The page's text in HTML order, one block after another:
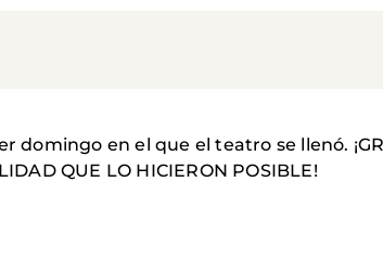
domingo en el que el teatro se llenó.
QUE LO HICIERON POSIBLE!